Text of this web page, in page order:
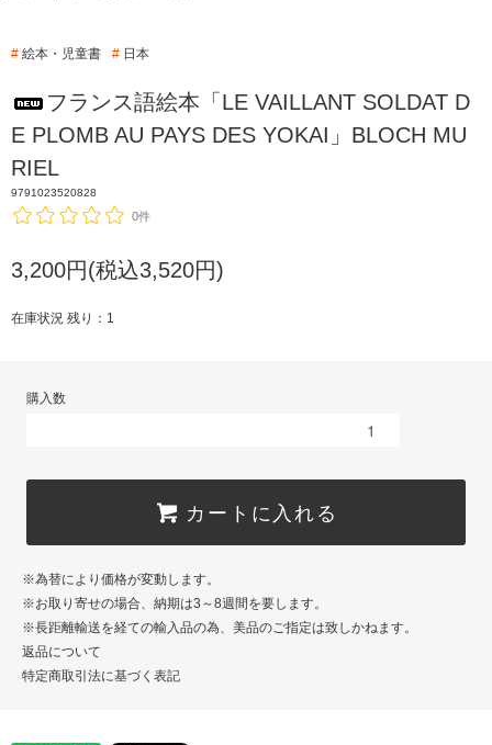
# 絵本・児童書 # 日本
フランス語絵本「LE VAILLANT SOLDAT D
E PLOMB AU PAYS DES YOKAI」BLOCH MU
RIEL
9791023520828
0件
3,200円(税込3,520円)
在庫状況 残り：1
購入数
カートに入れる
※為替により価格が変動します。
※お取り寄せの場合、納期は3～8週間を要します。
※長距離輸送を経ての輸入品の為、美品のご指定は致しかねます。
返品について
特定商取引法に基づく表記